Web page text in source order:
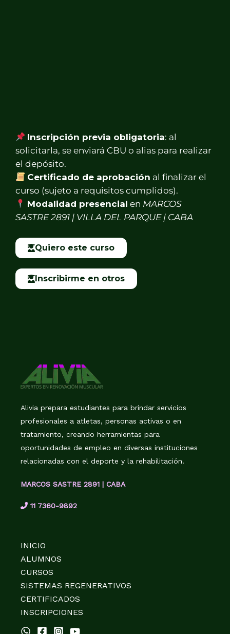
Inscripción previa obligatoria: al
solicitarla, se enviará CBU o alias para realizar
el depósito.
Certificado de aprobación al finalizar el
curso (sujeto a requisitos cumplidos).
Modalidad presencial en MARCOS
SASTRE 2891 | VILLA DEL PARQUE | CABA
Quiero este curso
Inscribirme en otros
Alivia prepara estudiantes para brindar servicios
profesionales a atletas, personas activas o en
tratamiento, creando herramientas para
oportunidades de empleo en diversas instituciones
relacionadas con el deporte y la rehabilitación.
MARCOS SASTRE 2891 | CABA
11 7360-9892
INICIO
ALUMNOS
CURSOS
SISTEMAS REGENERATIVOS
CERTIFICADOS
INSCRIPCIONES